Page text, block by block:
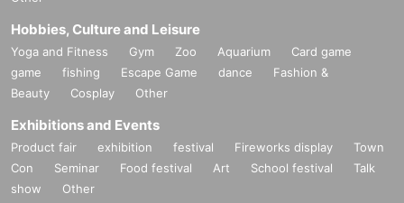
Hobbies, Culture and Leisure
Yoga and Fitness Gym Zoo Aquarium
Card game
game
fishing Escape Game dance
Fashion &
Beauty
Cosplay Other
Exhibitions and Events
Product fair exhibition festival Fireworks display
Town
Con
Seminar Food festival Art School festival
Talk
show
Other